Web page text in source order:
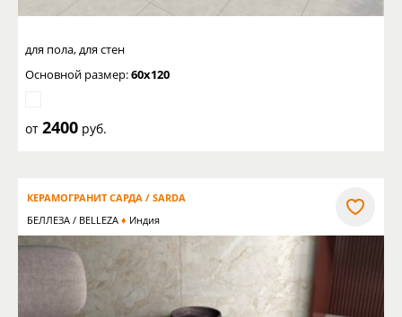
для пола, для стен
Основной размер:60x120
от 2400 руб.
КЕРАМОГРАНИТ САРДА / SARDA
БЕЛЛЕЗА / BELLEZA
Индия